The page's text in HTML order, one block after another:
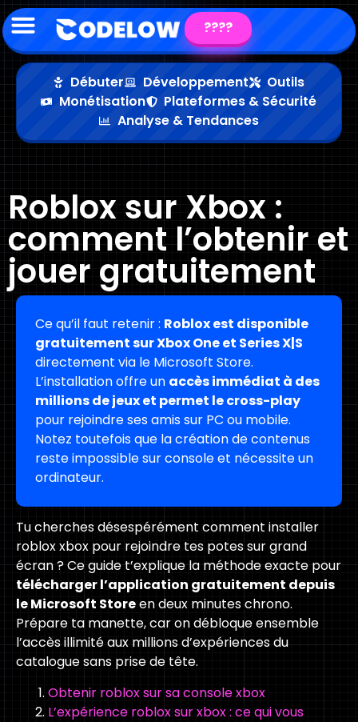
????
Débuter Développement
Outils
Monétisation
Plateformes & Sécurité
Analyse & Tendances
Roblox sur Xbox :
comment l’obtenir et
jouer gratuitement
Ce qu’il faut retenir : Roblox est disponible
gratuitement sur Xbox One et Series X|S
directement via le Microsoft Store.
L’installation offre un accès immédiat à des
millions de jeux et permet le cross-play
pour rejoindre ses amis sur PC ou mobile.
Notez toutefois que la création de contenus
reste impossible sur console et nécessite un
ordinateur.
Tu cherches désespérément comment installer
roblox xbox pour rejoindre tes potes sur grand
écran ? Ce guide t’explique la méthode exacte pour
télécharger l’application gratuitement depuis
le Microsoft Storeen deux minutes chrono.
Prépare ta manette, car on débloque ensemble
l’accès illimité aux millions d’expériences du
catalogue sans prise de tête.
Obtenir roblox sur sa console xbox
L’expérience roblox sur xbox : ce qui vous